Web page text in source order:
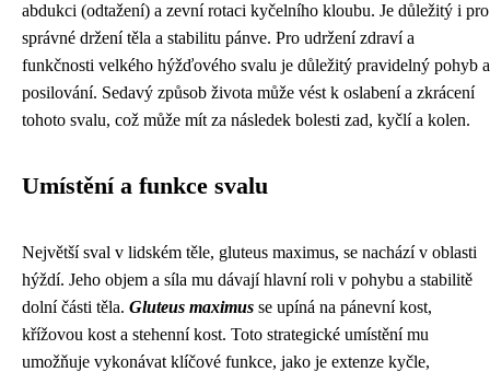
abdukci (odtažení) a zevní rotaci kyčelního kloubu. Je důležitý i pro
správné držení těla a stabilitu pánve. Pro udržení zdraví a
funkčnosti velkého hýžďového svalu je důležitý pravidelný pohyb a
posilování. Sedavý způsob života může vést k oslabení a zkrácení
tohoto svalu, což může mít za následek bolesti zad, kyčlí a kolen.
Umístění a funkce svalu
Největší sval v lidském těle, gluteus maximus, se nachází v oblasti
hýždí. Jeho objem a síla mu dávají hlavní roli v pohybu a stabilitě
dolní části těla. Gluteus maximus se upíná na pánevní kost,
křížovou kost a stehenní kost. Toto strategické umístění mu
umožňuje vykonávat klíčové funkce, jako je extenze kyčle,